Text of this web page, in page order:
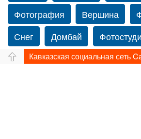
Фотография
Вершина
Снег
Домбай
Путешествие
Перевал
Кавказская социальная сеть